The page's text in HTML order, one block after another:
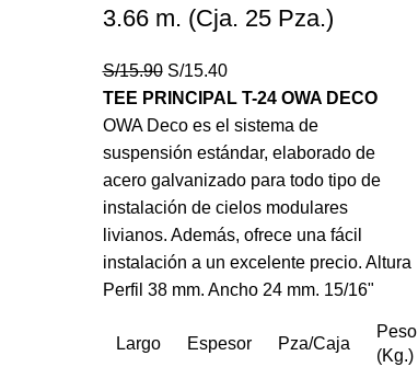
3.66 m. (Cja. 25 Pza.)
S/15.90 El
precio
original
era:
S/15.90.
S/15.40El
precio
actual
es:
S/15.40.
TEE PRINCIPAL T-24 OWA DECO
OWA Deco es el sistema de
suspensión estándar, elaborado de
acero galvanizado para todo tipo de
instalación de cielos modulares
livianos. Además, ofrece una fácil
instalación a un excelente precio. Altura
Perfil 38 mm. Ancho 24 mm. 15/16"
Largo Espesor Pza/Caja
Peso
(Kg.)